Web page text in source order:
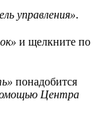
управления».
и щелкните по
понадобится
Центра